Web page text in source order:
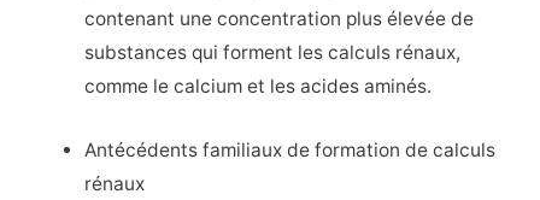
contenant une concentration plus élevée de
substances qui forment les calculs rénaux,
comme le calcium et les acides aminés.
Antécédents familiaux de formation de calculs
rénaux